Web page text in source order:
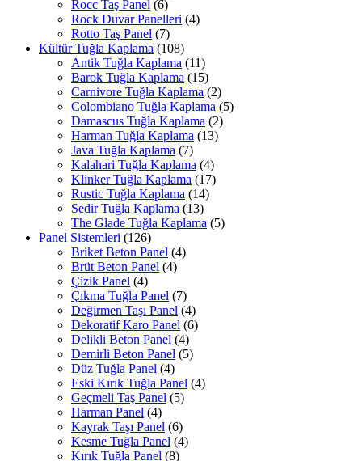
Rocc Taş Panel (6)
Rock Duvar Panelleri (4)
Rotto Taş Panel (7)
Kültür Tuğla Kaplama (108)
Antik Tuğla Kaplama (11)
Barok Tuğla Kaplama (15)
Carnivore Tuğla Kaplama (2)
Colombiano Tuğla Kaplama (5)
Damascus Tuğla Kaplama (2)
Harman Tuğla Kaplama (13)
Java Tuğla Kaplama (7)
Kalahari Tuğla Kaplama (4)
Klinker Tuğla Kaplama (17)
Rustic Tuğla Kaplama (14)
Sedir Tuğla Kaplama (13)
The Glade Tuğla Kaplama (5)
Panel Sistemleri (126)
Briket Beton Panel (4)
Brüt Beton Panel (4)
Çizik Panel (4)
Çıkma Tuğla Panel (7)
Değirmen Taşı Panel (4)
Dekoratif Karo Panel (6)
Delikli Beton Panel (4)
Demirli Beton Panel (5)
Düz Tuğla Panel (4)
Eski Kırık Tuğla Panel (4)
Geçmeli Taş Panel (5)
Harman Panel (4)
Kayrak Taşı Panel (6)
Kesme Tuğla Panel (4)
Kırık Tuğla Panel (8)